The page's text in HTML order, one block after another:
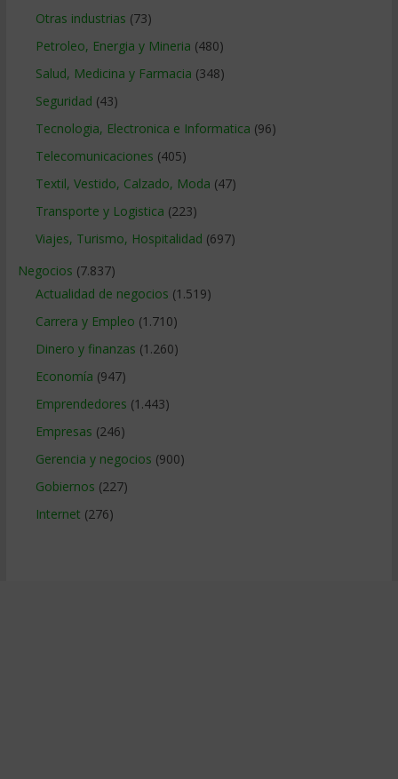
Otras industrias (73)
Petroleo, Energia y Mineria (480)
Salud, Medicina y Farmacia (348)
Seguridad (43)
Tecnologia, Electronica e Informatica (96)
Telecomunicaciones (405)
Textil, Vestido, Calzado, Moda (47)
Transporte y Logistica (223)
Viajes, Turismo, Hospitalidad (697)
Negocios (7.837)
Actualidad de negocios (1.519)
Carrera y Empleo (1.710)
Dinero y finanzas (1.260)
Economía (947)
Emprendedores (1.443)
Empresas (246)
Gerencia y negocios (900)
Gobiernos (227)
Internet (276)